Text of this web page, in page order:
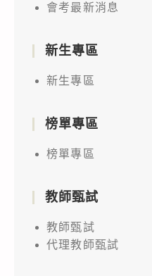
會考最新消息
新生專區
新生專區
榜單專區
榜單專區
教師甄試
教師甄試
代理教師甄試